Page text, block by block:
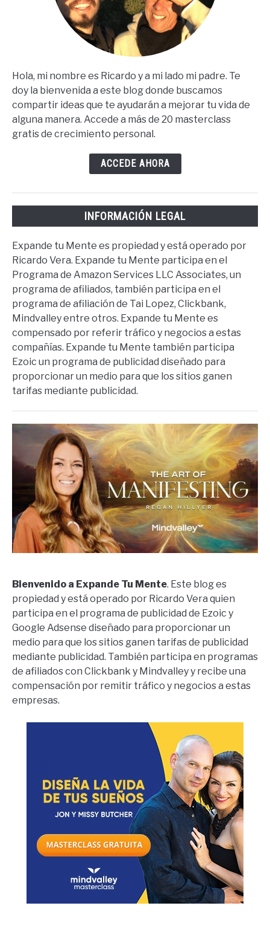
Hola, mi nombre es Ricardo y a mi lado mi padre. Te
doy la bienvenida a este blog donde buscamos
compartir ideas que te ayudarán a mejorar tu vida de
alguna manera. Accede a más de 20 masterclass
gratis de crecimiento personal.
ACCEDE AHORA
INFORMACIÓN LEGAL
Expande tu Mente es propiedad y está operado por
Ricardo Vera. Expande tu Mente participa en el
Programa de Amazon Services LLC Associates, un
programa de afiliados, también participa en el
programa de afiliación de Tai Lopez, Clickbank,
Mindvalley entre otros. Expande tu Mente es
compensado por referir tráfico y negocios a estas
compañías. Expande tu Mente también participa
Ezoic un programa de publicidad diseñado para
proporcionar un medio para que los sitios ganen
tarifas mediante publicidad.
Bienvenido a Expande Tu Mente. Este blog es
propiedad y está operado por Ricardo Vera quien
participa en el programa de publicidad de Ezoic y
Google Adsense diseñado para proporcionar un
medio para que los sitios ganen tarifas de publicidad
mediante publicidad. También participa en programas
de afiliados con Clickbank y Mindvalley y recibe una
compensación por remitir tráfico y negocios a estas
empresas.